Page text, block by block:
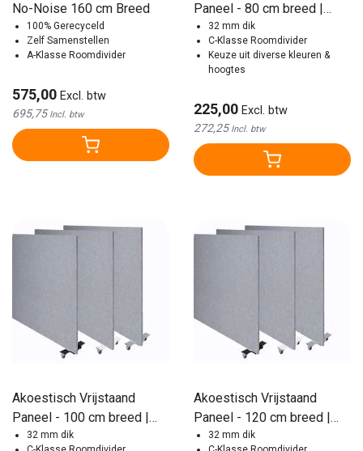
No-Noise 160 cm Breed
100% Gerecyceld
Zelf Samenstellen
A-Klasse Roomdivider
575,00 Excl. btw
695,75Incl. btw
Paneel - 80 cm breed |
Diverse Kleuren
32 mm dik
C-Klasse Roomdivider
Keuze uit diverse kleuren &
hoogtes
225,00 Excl. btw
272,25Incl. btw
Akoestisch Vrijstaand
Paneel - 100 cm breed |
Diverse Kleuren
32 mm dik
Akoestisch Vrijstaand
Paneel - 120 cm breed |
Diverse Kleuren
32 mm dik